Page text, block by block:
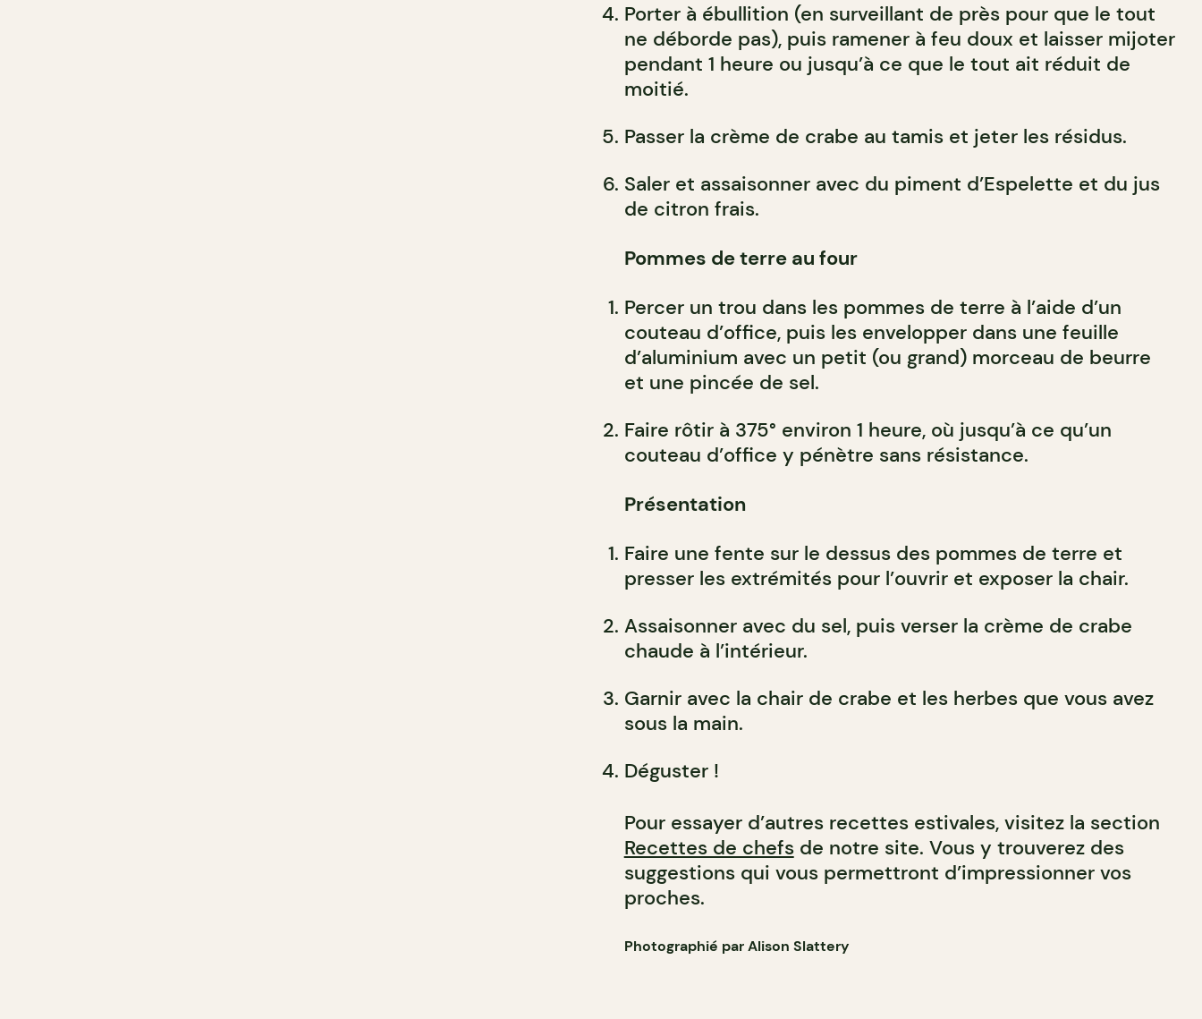
Porter à ébullition (en surveillant de près pour que le tout
ne déborde pas), puis ramener à feu doux et laisser mijoter
pendant 1 heure ou jusqu’à ce que le tout ait réduit de
moitié.
Passer la crème de crabe au tamis et jeter les résidus.
Saler et assaisonner avec du piment d’Espelette et du jus
de citron frais.
Pommes de terre au four
Percer un trou dans les pommes de terre à l’aide d’un
couteau d’office, puis les envelopper dans une feuille
d’aluminium avec un petit (ou grand) morceau de beurre
et une pincée de sel.
Faire rôtir à 375° environ 1 heure, où jusqu’à ce qu’un
couteau d’office y pénètre sans résistance.
Présentation
Faire une fente sur le dessus des pommes de terre et
presser les extrémités pour l’ouvrir et exposer la chair.
Assaisonner avec du sel, puis verser la crème de crabe
chaude à l’intérieur.
Garnir avec la chair de crabe et les herbes que vous avez
sous la main.
Déguster !
Pour essayer d’autres recettes estivales, visitez la section
Recettes de chefsde notre site. Vous y trouverez des
suggestions qui vous permettront d’impressionner vos
proches.
Photographié par Alison Slattery